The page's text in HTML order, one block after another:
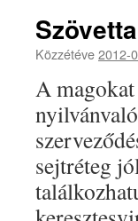
Közzétéve2012-
A
sejtréteg